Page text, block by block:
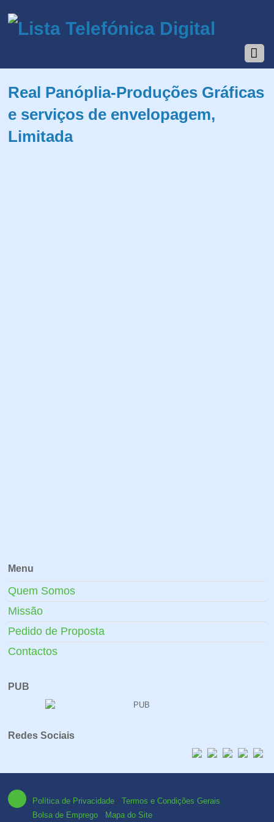
Real Panóplia-Produções Gráficas
e serviços de envelopagem,
Limitada
Menu
Quem Somos
Missão
Pedido de Proposta
Contactos
PUB
Redes Sociais
Política de Privacidade
Termos e Condições Gerais
Bolsa de Emprego
Mapa do Site